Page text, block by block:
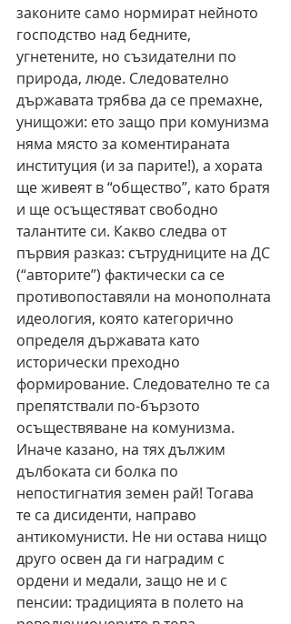
законите само нормират нейното
господство над бедните,
угнетените, но съзидателни по
природа, люде. Следователно
държавата трябва да се премахне,
унищожи: ето защо при комунизма
няма място за коментираната
институция (и за парите!), а хората
ще живеят в “общество”, като братя
и ще осъщестяват свободно
талантите си. Какво следва от
първия разказ: сътрудниците на ДС
(“авторите”) фактически са се
противопоставяли на монополната
идеология, която категорично
определя държавата като
исторически преходно
формирование. Следователно те са
препятствали по-бързото
осъществяване на комунизма.
Иначе казано, на тях дължим
дълбоката си болка по
непостигнатия земен рай! Тогава
те са дисиденти, направо
антикомунисти. Не ни остава нищо
друго освен да ги наградим с
ордени и медали, защо не и с
пенсии: традицията в полето на